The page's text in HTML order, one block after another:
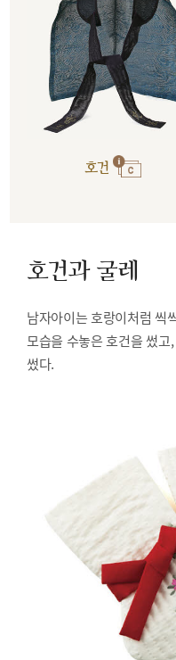
호건
호건과 굴레
남자아이는 호랑이처럼 씩
모습을 수놓은 호건을 썼
썼다.